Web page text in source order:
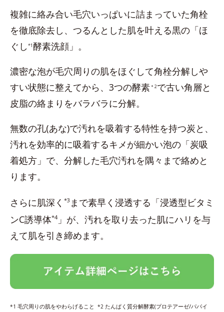
複雑に絡み合い毛穴いっぱいに詰まっていた角栓
を徹底除去し、つるんとした肌を叶える黒の「ほ
ぐし *1酵素洗顔」。
濃密な泡が毛穴周りの肌をほぐして角栓分解しや
すい状態に整えてから、3つの酵素＊2で古い角層と
皮脂の絡まりをバラバラに分解。
無数の孔(あな)で汚れを吸着する特性を持つ炭と、
汚れを効率的に吸着するキメが細かい泡の「炭吸
着処方」で、分解した毛穴汚れを隅々まで絡めと
ります。
さらに肌深く *3 まで素早く浸透する「浸透型ビタミ
ンC誘導体*4」が、汚れを取り去った肌にハリを与
えて肌を引き締めます。
*1 毛穴周りの肌をやわらげること *2 たんぱく質分解酵素(プロテアーゼ/パパイ